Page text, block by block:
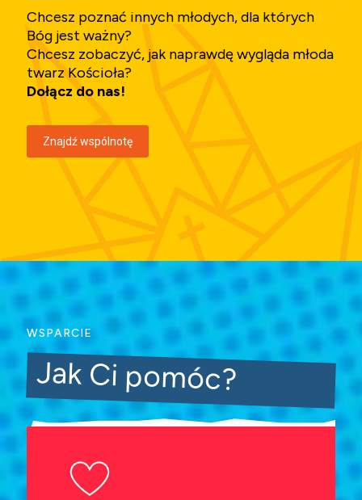
Chcesz poznać innych młodych, dla których
Bóg jest ważny?
Chcesz zobaczyć, jak naprawdę wygląda młoda
twarz Kościoła?
Dołącz do nas!
Znajdź wspólnotę
WSPARCIE
Jak Ci pomóc?